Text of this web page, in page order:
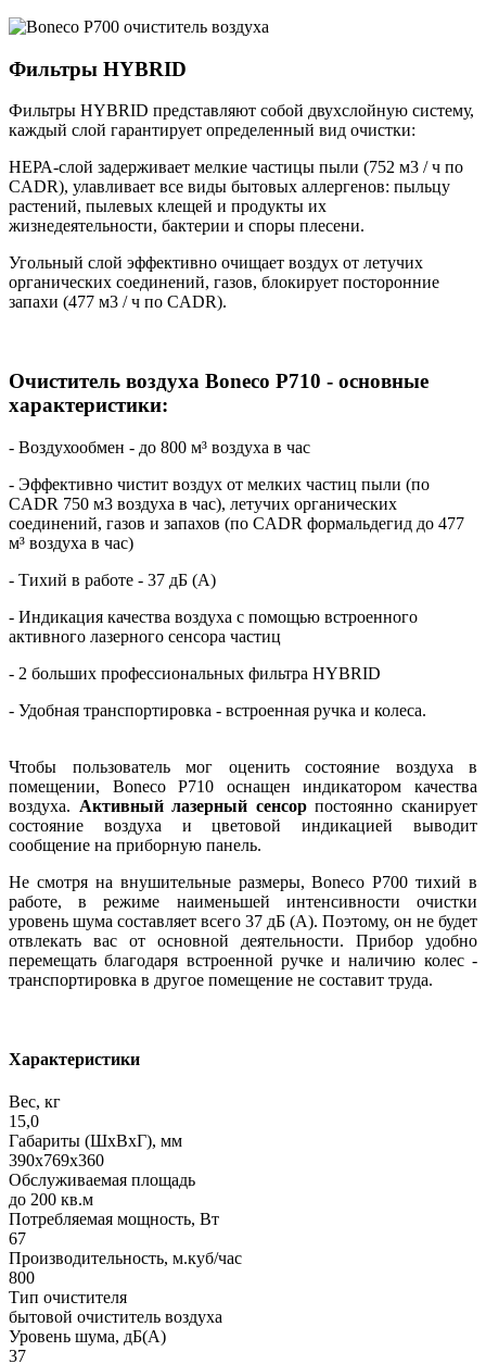
Фильтры HYBRID
Фильтры HYBRID представляют собой двухслойную систему,
каждый слой гарантирует определенный вид очистки:
НЕРА-слой задерживает мелкие частицы пыли (752 м3 / ч по
CADR), улавливает все виды бытовых аллергенов: пыльцу
растений, пылевых клещей и продукты их
жизнедеятельности, бактерии и споры плесени.
Угольный слой эффективно очищает воздух от летучих
органических соединений, газов, блокирует посторонние
запахи (477 м3 / ч по CADR).
Очиститель воздуха Boneco P710 - основные
характеристики:
- Воздухообмен - до 800 м³ воздуха в час
- Эффективно чистит воздух от мелких частиц пыли (по
CADR 750 м3 воздуха в час), летучих органических
соединений, газов и запахов (по CADR формальдегид до 477
м³ воздуха в час)
- Тихий в работе - 37 дБ (А)
- Индикация качества воздуха с помощью встроенного
активного лазерного сенсора частиц
- 2 больших профессиональных фильтра HYBRID
- Удобная транспортировка - встроенная ручка и колеса.
Чтобы пользователь мог оценить состояние воздуха в
помещении, Boneco P710 оснащен индикатором качества
воздуха. Активный лазерный сенсорпостоянно сканирует
состояние воздуха и цветовой индикацией выводит
сообщение на приборную панель.
Не смотря на внушительные размеры, Boneco P700 тихий в
работе, в режиме наименьшей интенсивности очистки
уровень шума составляет всего 37 дБ (А). Поэтому, он не будет
отвлекать вас от основной деятельности. Прибор удобно
перемещать благодаря встроенной ручке и наличию колес -
транспортировка в другое помещение не составит труда.
Характеристики
Вес, кг
15,0
Габариты (ШхВхГ), мм
390x769x360
Обслуживаемая площадь
до 200 кв.м
Потребляемая мощность, Вт
67
Производительность, м.куб/час
800
Тип очистителя
бытовой очиститель воздуха
Уровень шума, дБ(А)
37